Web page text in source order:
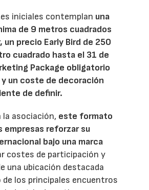
iniciales contemplan una
de 9 metros cuadrados
un precio Early Bird de 250
cuadrado hasta el 31 de
Package obligatorio
un coste de decoración
de definir.
la asociación, este formato
empresas reforzar su
bajo una marca
costes de participación y
una ubicación destacada
de los principales encuentros